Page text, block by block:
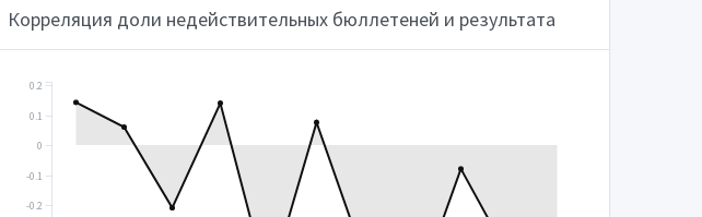
Корреляция доли недействительных бюллетеней и результата
-0.2
-0.1
0
0.1
0.2